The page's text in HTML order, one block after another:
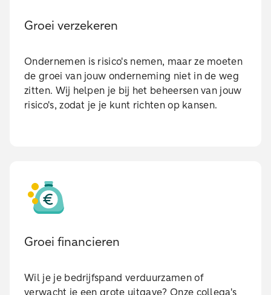
Groei verzekeren
Ondernemen is risico's nemen, maar ze moeten
de groei van jouw onderneming niet in de weg
zitten. Wij helpen je bij het beheersen van jouw
risico's, zodat je je kunt richten op kansen.
Groei financieren
Wil je je bedrijfspand verduurzamen of
verwacht je een grote uitgave? Onze collega's